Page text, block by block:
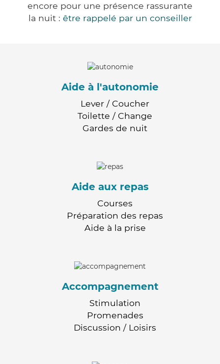
encore pour une présence rassurante
la nuit : être rappelé par un conseiller
Aide à l'autonomie
Lever / Coucher
Toilette / Change
Gardes de nuit
Aide aux repas
Courses
Préparation des repas
Aide à la prise
Accompagnement
Stimulation
Promenades
Discussion / Loisirs